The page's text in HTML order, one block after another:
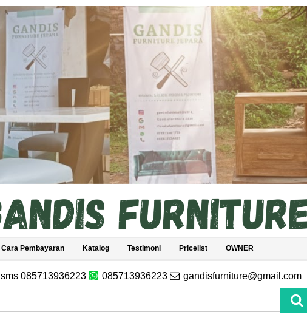
Cara Pembayaran Katalog Testimoni Pricelist OWNER
sms 085713936223 085713936223 gandisfurniture@gmail.com